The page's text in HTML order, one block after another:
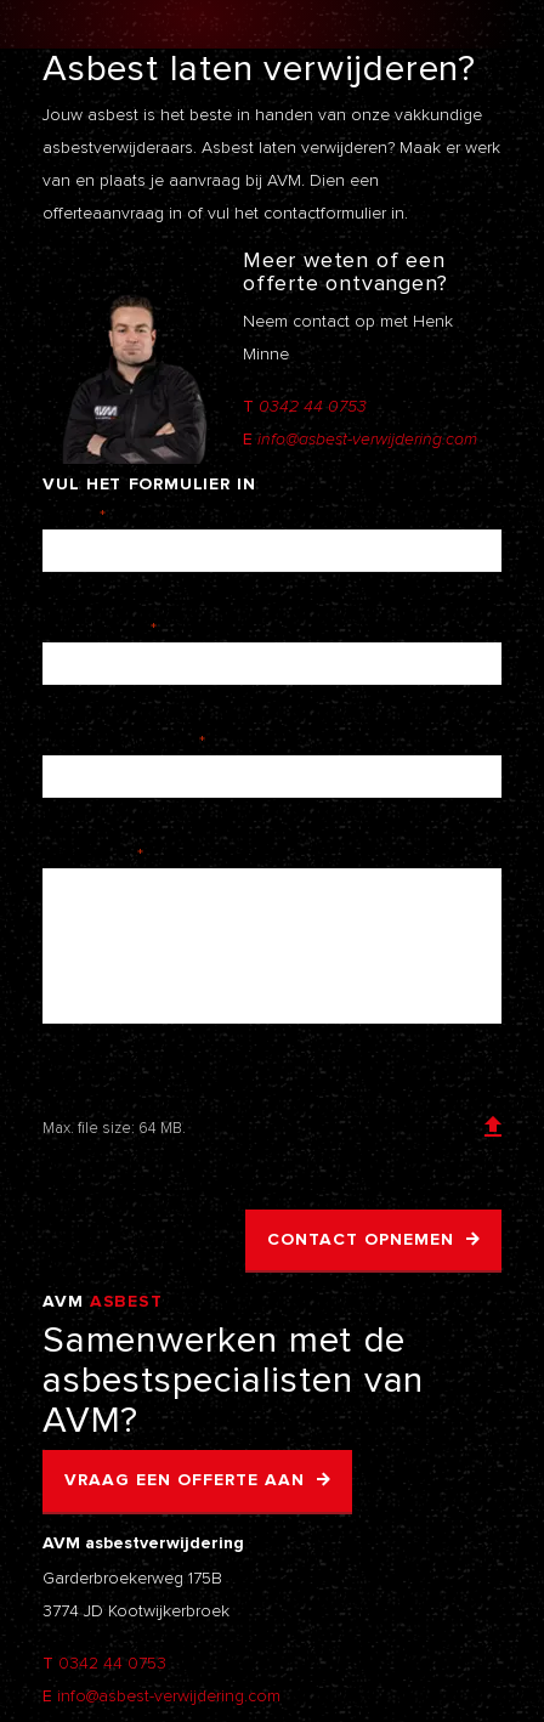
Asbest latenverwijderen?
Jouw asbest is het beste in handen van onze vakkundige
asbestverwijderaars. Asbest laten verwijderen? Maak er werk
van en plaats je aanvraag bij AVM. Dien een
offerteaanvraagin of vul het contactformulier in.
Meer weten of een
offerte ontvangen?
Neem contact op met Henk
Minne
T 0342 44 0753
E info@asbest-verwijdering.com
VUL HET FORMULIER IN
Naam *
E-mailadres *
Telefoonnummer *
Je bericht *
Voeg een bijlage toe
Max. file size: 64 MB.
CONTACT OPNEMEN
AVM ASBEST
VERWIJDERING
Samenwerken met de
asbestspecialisten van
AVM?
VRAAG EEN OFFERTE AAN
AVM asbestverwijdering
Garderbroekerweg 175B
3774 JD Kootwijkerbroek
T 0342 44 0753
E info@asbest-verwijdering.com